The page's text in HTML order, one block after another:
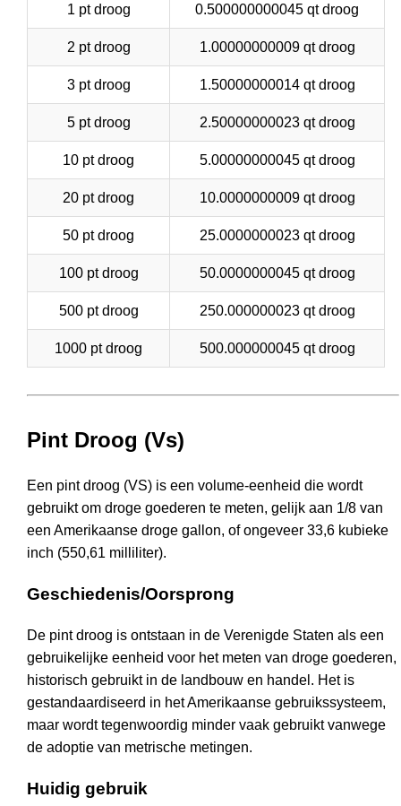
1 pt droog 0.500000000045 qt droog
2 pt droog 1.00000000009 qt droog
3 pt droog 1.50000000014 qt droog
5 pt droog 2.50000000023 qt droog
10 pt droog 5.00000000045 qt droog
20 pt droog 10.0000000009 qt droog
50 pt droog 25.0000000023 qt droog
100 pt droog 50.0000000045 qt droog
500 pt droog 250.000000023 qt droog
1000 pt droog 500.000000045 qt droog
Pint Droog (Vs)
Een pint droog (VS) is een volume-eenheid die wordt
gebruikt om droge goederen te meten, gelijk aan 1/8 van
een Amerikaanse droge gallon, of ongeveer 33,6 kubieke
inch (550,61 milliliter).
Geschiedenis/Oorsprong
De pint droog is ontstaan in de Verenigde Staten als een
gebruikelijke eenheid voor het meten van droge goederen,
historisch gebruikt in de landbouw en handel. Het is
gestandaardiseerd in het Amerikaanse gebruikssysteem,
maar wordt tegenwoordig minder vaak gebruikt vanwege
de adoptie van metrische metingen.
Huidig gebruik